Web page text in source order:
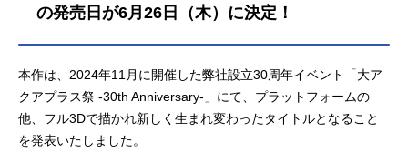
作画監督：千羽由利子美術監督：小
ィ・ニシムラ音響監督：渡辺淳アニ
メ制作：OLM主題歌OP：「FeelingH
eart」中司雅美ED：「Access」SPY
公開開始年＆季節1999春アニメ(C)1
999AQUAPLUS/ケイエスエス 「ToH
の発売日が6月26日（木）に決定！
本作は、2024年11月に開催した弊社設立30周年イベント「大ア
クアプラス祭 -30th Anniversary-」にて、プラットフォームの
他、フル3Dで描かれ新しく生まれ変わったタイトルとなること
を発表いたしました。